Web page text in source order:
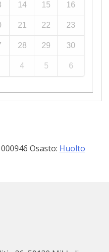
14 15 16
21 22 23
28 29 30
4 5 6
Osasto: Huolto